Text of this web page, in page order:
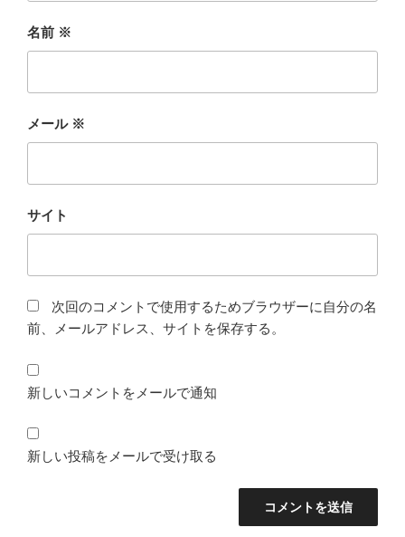
名前 ※
メール ※
サイト
次回のコメントで使用するためブラウザーに自分の名
前、メールアドレス、サイトを保存する。
新しいコメントをメールで通知
新しい投稿をメールで受け取る